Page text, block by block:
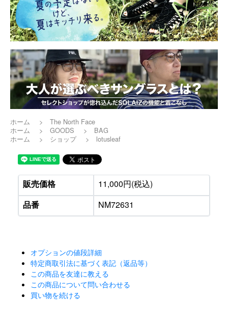
ホーム >
The North Face
ホーム
> GOODS >
BAG
ホーム
> ショップ > lotusleaf
販売価格
11,000円(税込)
品番
NM72631
オプションの値段詳細
特定商取引法に基づく表記（返品等）
この商品を友達に教える
この商品について問い合わせる
買い物を続ける